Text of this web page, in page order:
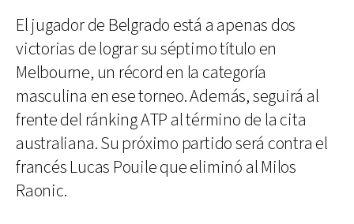
El jugador de Belgrado está a apenas dos
victorias de lograr su séptimo título en
Melbourne, un récord en la categoría
masculina en ese torneo. Además, seguirá al
frente del ránking ATP al término de la cita
australiana. Su próximo partido será contra el
francés Lucas Pouile que eliminó al Milos
Raonic.